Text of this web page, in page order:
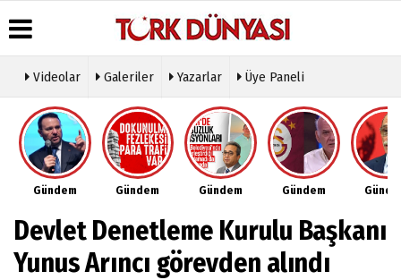
Üye Paneli
Haber
Arşivi
Gazete
Arşivi
Günün
Haberleri
Hava
Durumu
Gazete
Manşetleri
Anketler
Biyografiler
Köşe
Yazarları
Video
Galeri
Foto
Etkinlikler
Künye
İletişim
Çerez
Politikası
İlkeleri
Videolar Galeriler Yazarlar Üye Paneli
Gündem Gündem Gündem Gündem
Devlet Denetleme Kurulu Başkanı
Yunus Arıncı görevden alındı